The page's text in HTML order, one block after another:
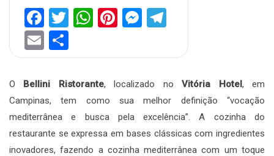
Facebook
Twitter
WhatsApp
Pinterest
Messenger
Email
O Bellini Ristorante, localizado noVitória Hotel, em
Campinas, tem como sua melhor definição “vocação
mediterrânea e busca pela excelência”. A cozinha do
restaurante se expressa em bases clássicas com ingredientes
inovadores, fazendo a cozinha mediterrânea com um toque